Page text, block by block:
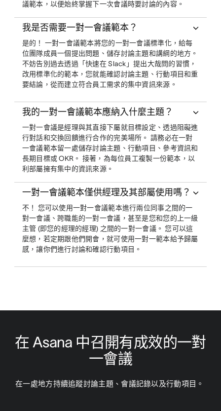
議範本，以便始終掌握下一次會議時要討論的內容。
我是否需要一對一會議範本？
是的！ 一對一會議範本將您的一對一會議標準化，給每
位團隊成員一個提出問題、儲存討論主題和講綱的地方。
不妨告別過去透過「快速在 Slack」提出大哉問的習慣，
改用標準化的範本，您就能確認討論主題、行動項目和重
要結論，從而建立符合員工需求的集中資訊來源。
我的一對一會議範本應納入什麼主題？
一對一會議是經理與其直接下屬就目標設定、透過阻礙進
行對話和交換回饋進行合作的完美場所。 請務必在一對
一會議範本留一處儲存討論主題、行動項目、參考資訊和
長期目標或 OKR。 接著，為每位員工複製一份範本，以
利部屬擁有集中的資訊來源。
一對一會議範本僅供經理及其部屬使用嗎？
不！ 您可以使用一對一會議範本進行兩位同事之間的一
對一會議、跨職能的一對一會議，甚至是您和您的上一級
主管 (即您的經理的經理) 之間的一對一會議。 您可以這
麼想，若定期跟他們開會，就可使用一對一範本給予歸屬
感，讓你們進行討論和確認行動項目。
在 Asana 中召開有成效的一對
一會議
在一處地方持續追蹤討論主題、會議記錄以及行動項目。